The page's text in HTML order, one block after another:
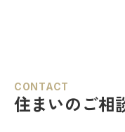
CONTACT
住まいのご相